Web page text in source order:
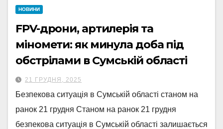
НОВИНИ
FPV-дрони, артилерія та
міномети: як минула доба під
обстрілами в Сумській області
21 ГРУДНЯ, 2025
Безпекова ситуація в Сумській області станом на
ранок 21 грудня Станом на ранок 21 грудня
безпекова ситуація в Сумській області залишається